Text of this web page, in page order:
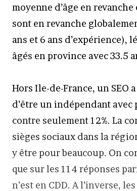
moyenne d’âge en revanche
sont en revanche
ans et 6 ans d’expérience),
âgés en province avec 33.5
Hors Ile-de-France, un SEO
d’être un indépendant avec
contre seulement 12%. La
sièges sociaux dans la
y être pour beaucoup. On
que sur les 114 réponses
n’est en CDD. A l’inverse, les